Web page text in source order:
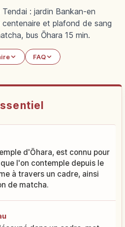
: jardin Bankan-en
centenaire et plafond de sang
bus Ōhara 15 min.
FAQ
d'Ōhara, est connu pour
l'on contemple depuis le
à travers un cadre, ainsi
de matcha.